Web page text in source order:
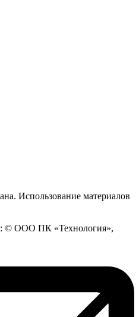
Использование материалов
© ООО ПК «Технология»,